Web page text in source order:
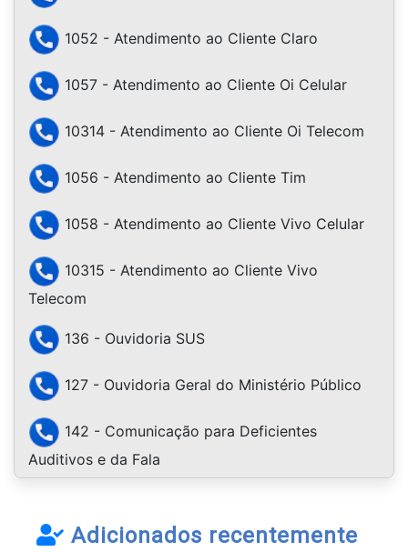
1052 - Atendimento ao Cliente Claro
1057 - Atendimento ao Cliente Oi Celular
10314 - Atendimento ao Cliente Oi Telecom
1056 - Atendimento ao Cliente Tim
1058 - Atendimento ao Cliente Vivo Celular
10315 - Atendimento ao Cliente Vivo
Telecom
136 - Ouvidoria SUS
127 - Ouvidoria Geral do Ministério Público
142 - Comunicação para Deficientes
Auditivos e da Fala
Adicionados recentemente